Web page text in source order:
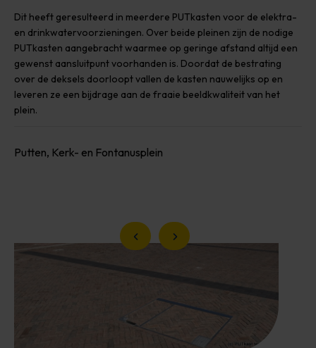
Dit heeft geresulteerd in meerdere PUTkasten voor de elektra-
en drinkwatervoorzieningen. Over beide pleinen zijn de nodige
PUTkasten aangebracht waarmee op geringe afstand altijd een
gewenst aansluitpunt voorhanden is. Doordat de bestrating
over de deksels doorloopt vallen de kasten nauwelijks op en
leveren ze een bijdrage aan de fraaie beeldkwaliteit van het
plein.
Putten, Kerk- en Fontanusplein
Vorige slideVolgende slide